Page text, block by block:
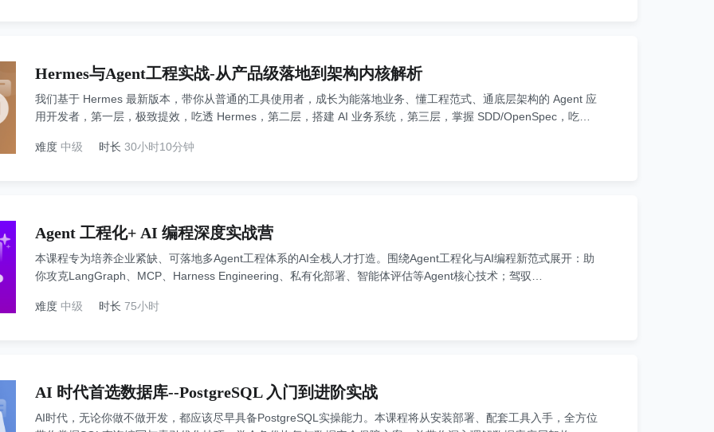
Hermes与Agent工程实战-从产品级落地到架构内核解析
我们基于 Hermes 最新版本，带你从普通的工具使用者，成长为能落地业务、懂工程范式、通底层架构的 Agent 应
用开发者，第一层，极致提效，吃透 Hermes，第二层，搭建 AI 业务系统，第三层，掌握 SDD/OpenSpec，吃透
为你转型 Agent 开发做好完整的能力储备，真正收获 AI 时代的效率红利与职业竞争力。
难度 中级 时长 30小时10分钟
Agent 工程化+ AI 编程深度实战营
本课程专为培养企业紧缺、可落地多Agent工程体系的AI全栈人才打造。围绕Agent工程化与AI编程新范式展开：助
你攻克LangGraph、MCP、Harness Engineering、私有化部署、智能体评估等Agent核心技术；驾驭
打造“可面试、可商用”的双重技术资产，最终完成从只会“调API”到轻松"交付商业产品"的能力跃迁。
难度 中级 时长 75小时
AI 时代首选数据库--PostgreSQL 入门到进阶实战
AI时代，无论你做不做开发，都应该尽早具备PostgreSQL实操能力。本课程将从安装部署、配套工具入手，全方位